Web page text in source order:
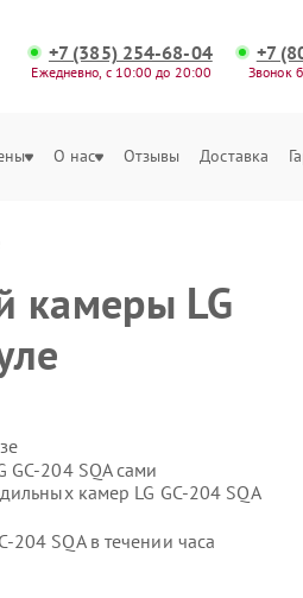
+7 (385) 254-68-04
Ежедневно, с 10:00 до 20:00
+7
Звонок
О нас Отзывы Доставка
камеры LG
204 SQA сами
камер LG GC-204 SQA
SQA в течении часа